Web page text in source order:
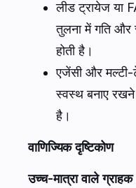
लीड ट्रायेज या
तुलना में गति और
होती है।
एजेंसी और मल्टी-
स्वस्थ बनाए
है।
वाणिज्यिक दृष्टिकोण
उच्च-मात्रा वाले